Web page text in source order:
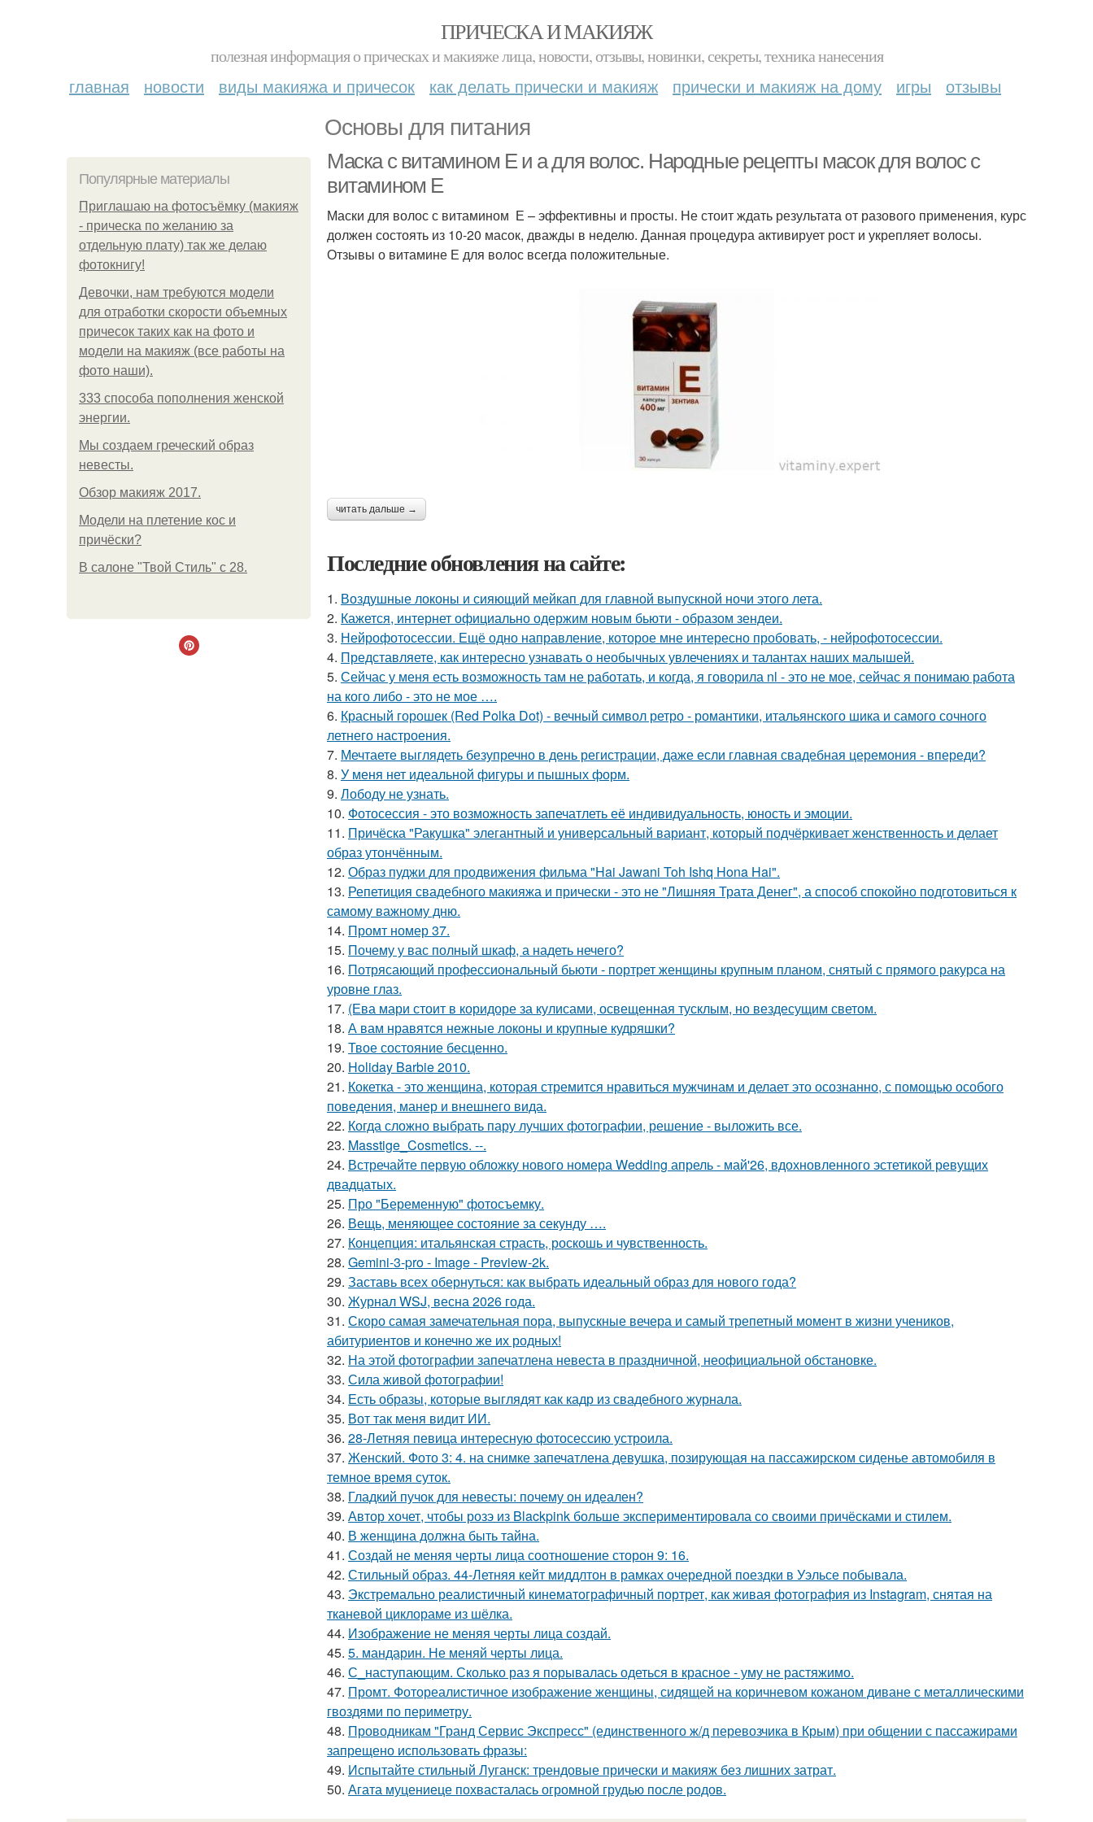
ПРИЧЕСКА И МАКИЯЖ
полезная информация о прическах и макияже лица, новости, отзывы, новинки, секреты, техника нанесения
главная новости виды макияжа и причесок как делать прически и макияж прически и макияж на дому игры отзывы
Основы для питания
Популярные материалы
Приглашаю на фотосъёмку (макияж
- прическа по желанию за
отдельную плату) так же делаю
фотокнигу!
Девочки, нам требуются модели
для отработки скорости объемных
причесок таких как на фото и
модели на макияж (все работы на
фото наши).
333 способа пополнения женской
энергии.
Мы создаем греческий образ
невесты.
Обзор макияж 2017.
Модели на плетение кос и
причёски?
В салоне "Твой Стиль" с 28.
Маска с витамином Е и а для волос. Народные рецепты масок для волос с
витамином Е
Маски для волос с витамином Е – эффективны и просты. Не стоит ждать результата от разового применения, курс
должен состоять из 10-20 масок, дважды в неделю. Данная процедура активирует рост и укрепляет волосы.
Отзывы о витамине Е для волос всегда положительные.
читать дальше →
Последние обновления на сайте:
1. Воздушные локоны и сияющий мейкап для главной выпускной ночи этого лета.
2. Кажется, интернет официально одержим новым бьюти - образом зендеи.
3. Нейрофотосессии. Ещё одно направление, которое мне интересно пробовать, - нейрофотосессии.
4. Представляете, как интересно узнавать о необычных увлечениях и талантах наших малышей.
5. Сейчас у меня есть возможность там не работать, и когда, я говорила nl - это не мое, сейчас я понимаю работа
на кого либо - это не мое ….
6. Красный горошек (Red Polka Dot) - вечный символ ретро - романтики, итальянского шика и самого сочного
летнего настроения.
7. Мечтаете выглядеть безупречно в день регистрации, даже если главная свадебная церемония - впереди?
8. У меня нет идеальной фигуры и пышных форм.
9. Лободу не узнать.
10. Фотосессия - это возможность запечатлеть её индивидуальность, юность и эмоции.
11. Причёска "Ракушка" элегантный и универсальный вариант, который подчёркивает женственность и делает
образ утончённым.
12. Образ пуджи для продвижения фильма "Hai Jawani Toh Ishq Hona Hai".
13. Репетиция свадебного макияжа и прически - это не "Лишняя Трата Денег", а способ спокойно подготовиться к
самому важному дню.
14. Промт номер 37.
15. Почему у вас полный шкаф, а надеть нечего?
16. Потрясающий профессиональный бьюти - портрет женщины крупным планом, снятый с прямого ракурса на
уровне глаз.
17. (Ева мари стоит в коридоре за кулисами, освещенная тусклым, но вездесущим светом.
18. А вам нравятся нежные локоны и крупные кудряшки?
19. Твое состояние бесценно.
20. Holiday Barbie 2010.
21. Кокетка - это женщина, которая стремится нравиться мужчинам и делает это осознанно, с помощью особого
поведения, манер и внешнего вида.
22. Когда сложно выбрать пару лучших фотографии, решение - выложить все.
23. Masstige_Cosmetics. --.
24. Встречайте первую обложку нового номера Wedding апрель - май'26, вдохновленного эстетикой ревущих
двадцатых.
25. Про "Беременную" фотосъемку.
26. Вещь, меняющее состояние за секунду ….
27. Концепция: итальянская страсть, роскошь и чувственность.
28. Gemini-3-pro - Image - Preview-2k.
29. Заставь всех обернуться: как выбрать идеальный образ для нового года?
30. Журнал WSJ, весна 2026 года.
31. Скоро самая замечательная пора, выпускные вечера и самый трепетный момент в жизни учеников,
абитуриентов и конечно же их родных!
32. На этой фотографии запечатлена невеста в праздничной, неофициальной обстановке.
33. Сила живой фотографии!
34. Есть образы, которые выглядят как кадр из свадебного журнала.
35. Вот так меня видит ИИ.
36. 28-Летняя певица интересную фотосессию устроила.
37. Женский. Фото 3: 4. на снимке запечатлена девушка, позирующая на пассажирском сиденье автомобиля в
темное время суток.
38. Гладкий пучок для невесты: почему он идеален?
39. Автор хочет, чтобы розэ из Blackpink больше экспериментировала со своими причёсками и стилем.
40. В женщина должна быть тайна.
41. Создай не меняя черты лица соотношение сторон 9: 16.
42. Стильный образ. 44-Летняя кейт миддлтон в рамках очередной поездки в Уэльсе побывала.
43. Экстремально реалистичный кинематографичный портрет, как живая фотография из Instagram, снятая на
тканевой циклораме из шёлка.
44. Изображение не меняя черты лица создай.
45. 5. мандарин. Не меняй черты лица.
46. С_наступающим. Сколько раз я порывалась одеться в красное - уму не растяжимо.
47. Промт. Фотореалистичное изображение женщины, сидящей на коричневом кожаном диване с металлическими
гвоздями по периметру.
48. Проводникам "Гранд Сервис Экспресс" (единственного ж/д перевозчика в Крым) при общении с пассажирами
запрещено использовать фразы:
49. Испытайте стильный Луганск: трендовые прически и макияж без лишних затрат.
50. Агата муцениеце похвасталась огромной грудью после родов.